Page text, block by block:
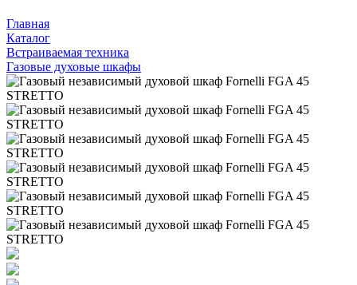
Главная
Каталог
Встраиваемая техника
Газовые духовые шкафы